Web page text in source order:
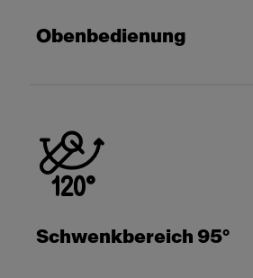
Obenbedienung
Schwenkbereich 95°